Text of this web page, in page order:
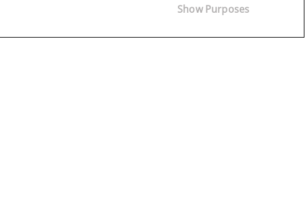
Cursos en Tenerife
Show Purposes